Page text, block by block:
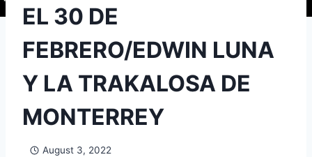
EL 30 DE
FEBRERO/EDWIN LUNA
Y LA TRAKALOSA DE
MONTERREY
August 3, 2022